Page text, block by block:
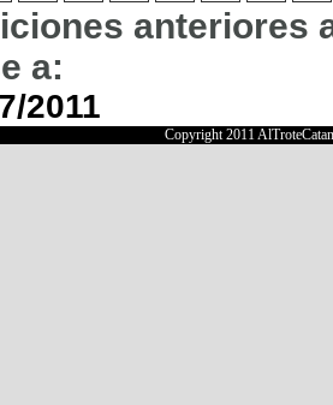
anteriores
a:
2011
Copyright 2011